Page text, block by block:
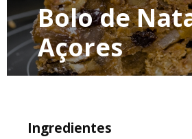
Bolo de
Açores
Ingredientes